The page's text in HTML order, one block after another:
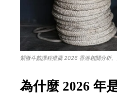
紫微斗數課程推薦 2026 香港相關分析
為什麼 2026 年